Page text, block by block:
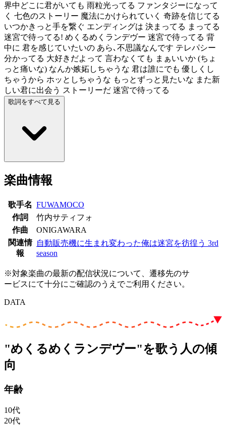
界中どこに君がいても 雨粒光ってる ファンタジーになって
く 七色のストーリー 魔法にかけられていく 奇跡を信じてる
いつかきっと手を繋ぐ エンディングは 決まってる まってる
迷宮で待ってる! めくるめくランデヴー 迷宮で待ってる 背
中に 君を感じていたいの あら､不思議なんです テレパシー
分かってる 大好きだよって 言わなくても まぁいいか (ちょ
っと痛いな) なんか嫉妬しちゃうな 君は誰にでも 優しくし
ちゃうから ホッとしちゃうな もっとずっと見たいな また新
しい君に出会う ストーリーだ 迷宮で待ってる
歌詞をすべて見る
楽曲情報
歌手名 FUWAMOCO
作詞
竹内サティフォ
作曲
ONIGAWARA
関連情
報
自動販売機に生まれ変わった俺は迷宮を彷徨う 3rd
season
※対象楽曲の最新の配信状況について、遷移先のサ
ービスにて十分にご確認のうえでご利用ください。
DATA
"めくるめくランデヴー"を歌う人の傾
向
年齢
10代
20代